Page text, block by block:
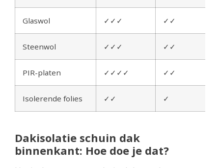
Glaswol ✓✓✓ ✓✓
Steenwol ✓✓✓ ✓✓
PIR-platen ✓✓✓✓ ✓✓
Isolerende folies ✓✓ ✓
Dakisolatie schuin dak
binnenkant: Hoe doe je dat?